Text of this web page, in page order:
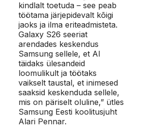
kindlalt toetuda – see peab
töötama järjepidevalt kõigi
jaoks ja ilma eriteadmisteta.
Galaxy S26 seeriat
arendades keskendus
Samsung sellele, et AI
täidaks ülesandeid
loomulikult ja töötaks
vaikselt taustal, et inimesed
saaksid keskenduda sellele,
mis on päriselt oluline,” ütles
Samsung Eesti koolitusjuht
Alari Pennar.